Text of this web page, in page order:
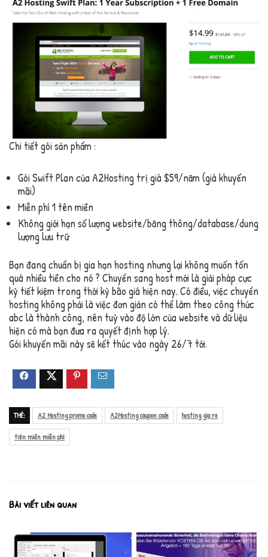
Chi tiết gói sản phẩm :
Gói Swift Plan của A2Hosting trị giá $59/năm (giá khuyến
mãi)
Miễn phí 1 tên miền
Không giới hạn số lượng website/băng thông/database/dung
lượng lưu trữ
Bạn đang chuẩn bị gia hạn hosting nhưng lại không muốn tốn
quá nhiều tiền cho nó ? Chuyển sang host mới là giải pháp cực
kỳ tiết kiệm trong thời kỳ bão giá hiện nay. Có điều, việc chuyển
hosting không phải là việc đơn giản có thể làm theo công thức
abc là thành công, nên tuỳ vào độ lớn của website và dữ liệu
hiện có mà bạn đưa ra quyết định hợp lý.
Gói khuyến mãi này sẽ kết thúc vào ngày 26/7 tới.
THẺ: A2 Hosting promo code A2Hosting coupon code hosting gia re
tiên miền miễn phí
Bài viết liên quan